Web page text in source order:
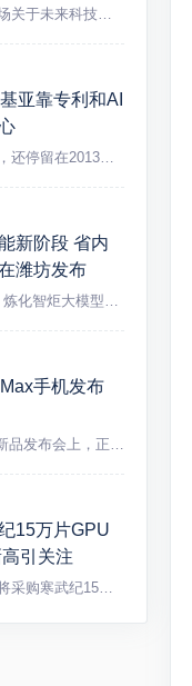
泉城五月，群贤毕至，一场关于未来科技的盛宴在济南精彩上演。5...
亚靠专利和AI
大多数人对诺基亚的记忆，还停留在2013年出售手机业务后逐渐...
新阶段 省内
潍坊发布
5 月 20 日，“弘润・移动” 炼化智炬大模型发布会在潍坊...
手机发布
在1月29日举行的REDMI新品发布会上，正式发布REDMI...
15万片GPU
引关注
近日，市场传言称阿里云将采购寒武纪15万片GPU，引发广泛关...